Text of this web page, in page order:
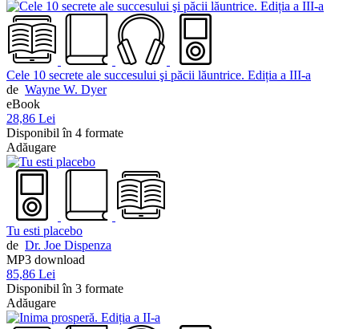
Cele 10 secrete ale succesului şi păcii lăuntrice. Ediția a III-a
de Wayne W. Dyer
eBook
28,86 Lei
Disponibil în 4 formate
Adăugare
Tu esti placebo
de Dr. Joe Dispenza
MP3 download
85,86 Lei
Disponibil în 3 formate
Adăugare